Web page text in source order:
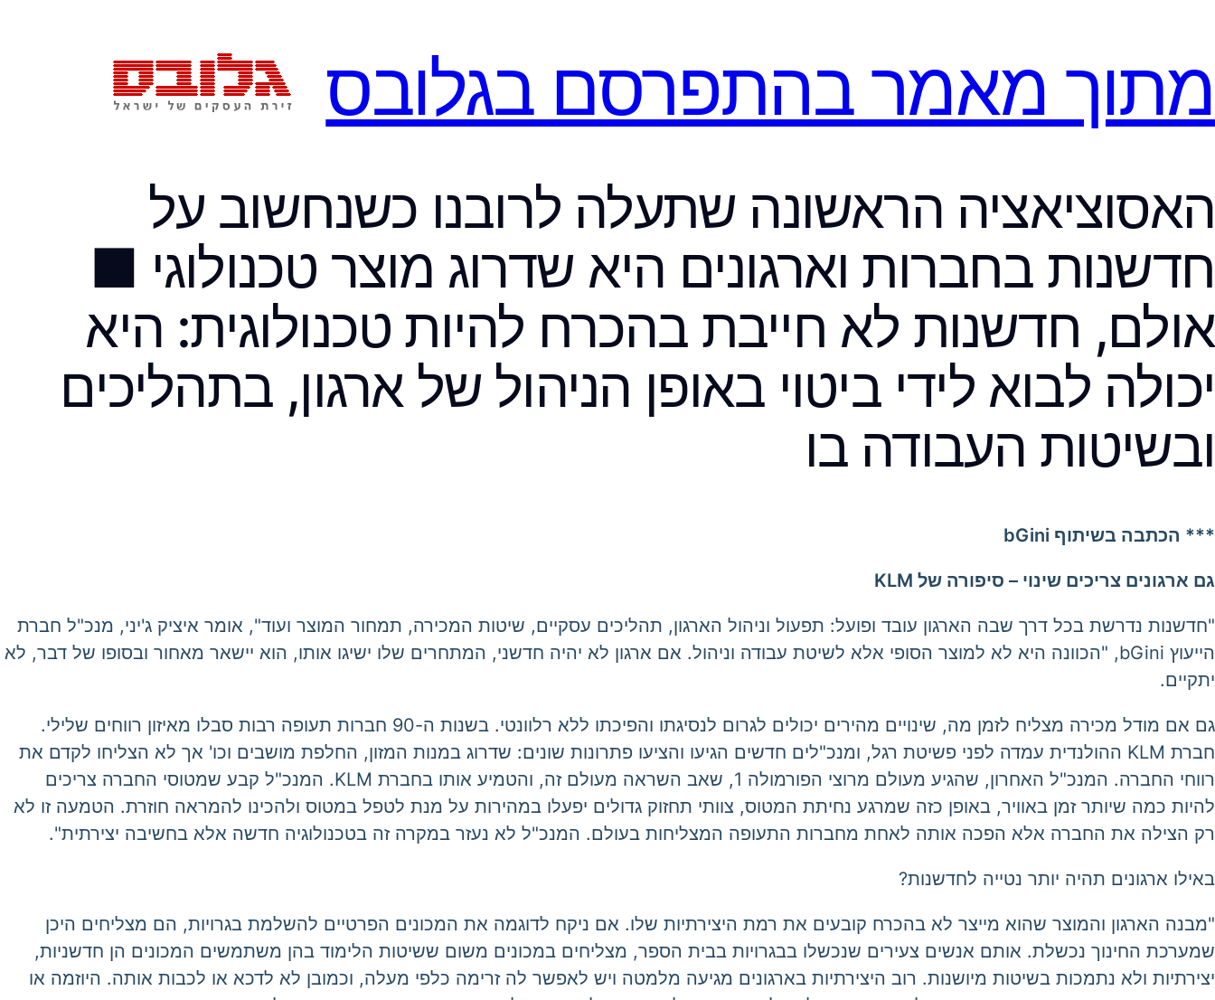
מתוך מאמר בהתפרסם בגלובס
האסוציאציה הראשונה שתעלה לרובנו כשנחשוב על
חדשנות בחברות וארגונים היא שדרוג מוצר טכנולוגי ■
אולם, חדשנות לא חייבת בהכרח להיות טכנולוגית: היא
יכולה לבוא לידי ביטוי באופן הניהול של ארגון, בתהליכים
ובשיטות העבודה בו
*** הכתבה בשיתוף bGini
גם ארגונים צריכים שינוי – סיפורה של KLM
"חדשנות נדרשת בכל דרך שבה הארגון עובד ופועל: תפעול וניהול הארגון, תהליכים עסקיים, שיטות המכירה, תמחור המוצר ועוד", אומר איציק ג'יני, מנכ"ל חברת
הייעוץ bGini, "הכוונה היא לא למוצר הסופי אלא לשיטת עבודה וניהול. אם ארגון לא יהיה חדשני, המתחרים שלו ישיגו אותו, הוא יישאר מאחור ובסופו של דבר, לא
יתקיים.
גם אם מודל מכירה מצליח לזמן מה, שינויים מהירים יכולים לגרום לנסיגתו והפיכתו ללא רלוונטי. בשנות ה-90 חברות תעופה רבות סבלו מאיזון רווחים שלילי.
חברת KLM ההולנדית עמדה לפני פשיטת רגל, ומנכ"לים חדשים הגיעו והציעו פתרונות שונים: שדרוג במנות המזון, החלפת מושבים וכו' אך לא הצליחו לקדם את
רווחי החברה. המנכ"ל האחרון, שהגיע מעולם מרוצי הפורמולה 1, שאב השראה מעולם זה, והטמיע אותו בחברת KLM. המנכ"ל קבע שמטוסי החברה צריכים
להיות כמה שיותר זמן באוויר, באופן כזה שמרגע נחיתת המטוס, צוותי תחזוק גדולים יפעלו במהירות על מנת לטפל במטוס ולהכינו להמראה חוזרת. הטמעה זו לא
רק הצילה את החברה אלא הפכה אותה לאחת מחברות התעופה המצליחות בעולם. המנכ"ל לא נעזר במקרה זה בטכנולוגיה חדשה אלא בחשיבה יצירתית".
באילו ארגונים תהיה יותר נטייה לחדשנות?
"מבנה הארגון והמוצר שהוא מייצר לא בהכרח קובעים את רמת היצירתיות שלו. אם ניקח לדוגמה את המכונים הפרטיים להשלמת בגרויות, הם מצליחים היכן
שמערכת החינוך נכשלת. אותם אנשים צעירים שנכשלו בבגרויות בבית הספר, מצליחים במכונים משום ששיטות הלימוד בהן משתמשים המכונים הן חדשניות,
יצירתיות ולא נתמכות בשיטות מיושנות. רוב היצירתיות בארגונים מגיעה מלמטה ויש לאפשר לה זרימה כלפי מעלה, וכמובן לא לדכא או לכבות אותה. היוזמה או